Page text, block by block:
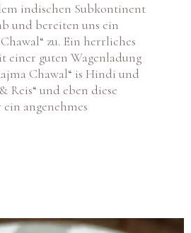
indischen Subkontinent
und bereiten uns ein
zu. Ein herrliches
einer guten Wagenladung
Chawal“ is Hindi und
Reis“ und eben diese
angenehmes